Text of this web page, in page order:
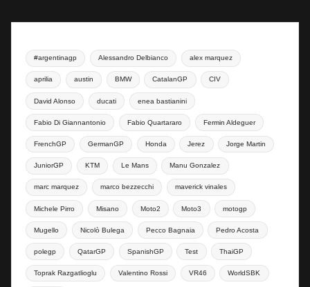
#argentinagp Alessandro Delbianco alex marquez
aprilia austin BMW CatalanGP CIV
David Alonso ducati enea bastianini
Fabio Di Giannantonio Fabio Quartararo Fermin Aldeguer
FrenchGP GermanGP Honda Jerez Jorge Martin
JuniorGP KTM Le Mans Manu Gonzalez
marc marquez marco bezzecchi maverick vinales
Michele Pirro Misano Moto2 Moto3 motogp
Mugello Nicolò Bulega Pecco Bagnaia Pedro Acosta
polegp QatarGP SpanishGP Test ThaiGP
Toprak Razgatlioglu Valentino Rossi VR46 WorldSBK